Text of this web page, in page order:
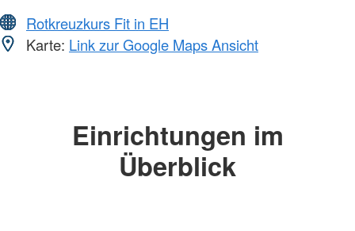
Rotkreuzkurs Fit in EH
Karte: Link zur Google Maps Ansicht
Einrichtungen im
Überblick